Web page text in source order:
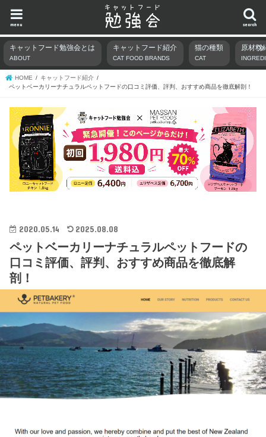
search
menu
キャットフード勉強会とは
ABOUT
キャットフード紹介
CAT FOOD BRANDS
猫の種類
CAT
原材料
HOME
キャットフード紹介
ペットベーカリーナチュラルペットフードの口コミ評価、評判、おすすめ商品を徹底解剖！
2020.05.14 2025.08.08
ペットベーカリーナチュラルペットフードの
口コミ評価、評判、おすすめ商品を徹底解
剖！